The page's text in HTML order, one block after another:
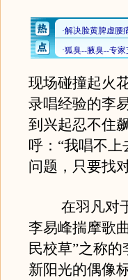
现场碰撞起火
录唱经验的李
到兴起忍不住
呼：“我唱不
问题，只要找
在羽凡对于
李易峰揣摩歌
民校草”之称
新阳光的偶像